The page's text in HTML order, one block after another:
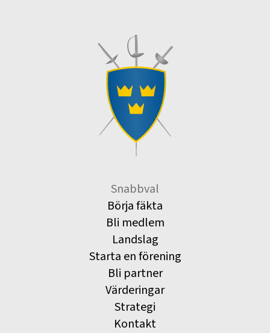
Snabbval
Börja fäkta
Bli medlem
Landslag
Starta en förening
Bli partner
Värderingar
Strategi
Kontakt